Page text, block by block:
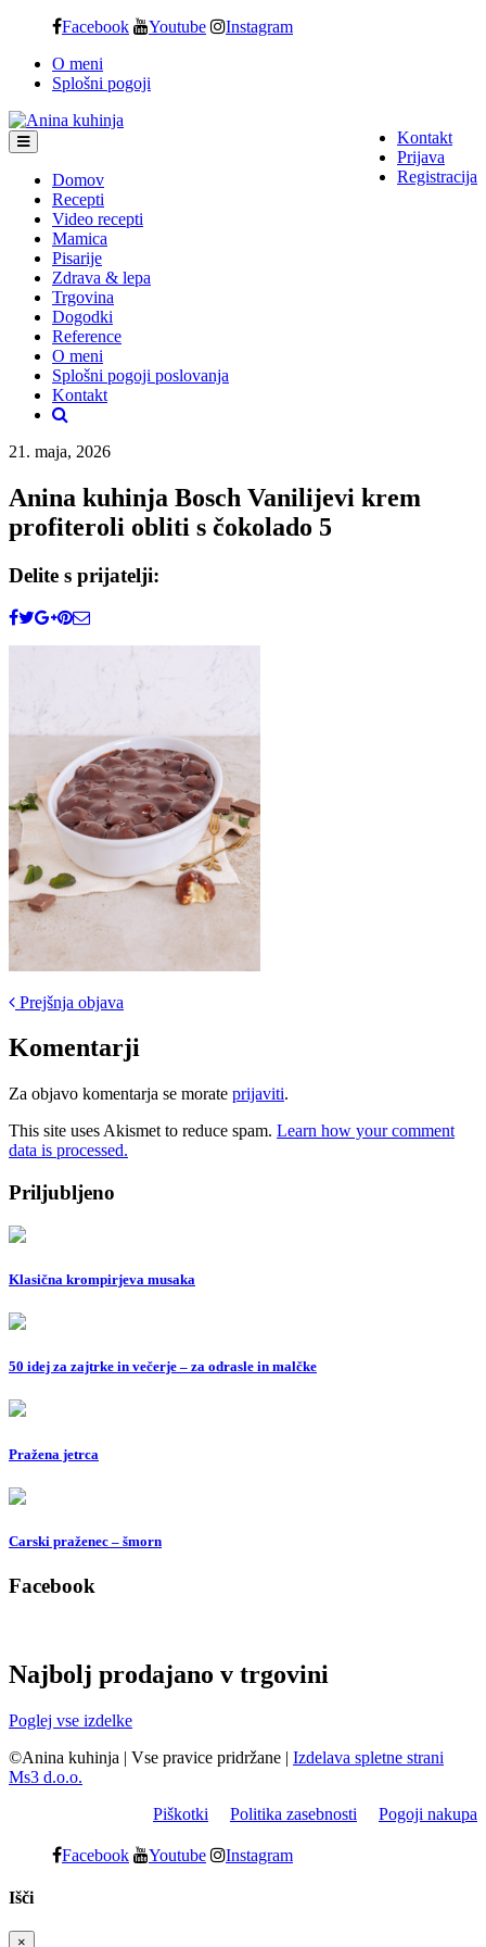
content
Facebook Youtube Instagram
O meni
Splošni pogoji
Kontakt
Prijava
Registracija
Domov
Recepti
Video recepti
Mamica
Pisarije
Zdrava & lepa
Trgovina
Dogodki
Reference
O meni
Splošni pogoji poslovanja
Kontakt
21. maja, 2026
Anina kuhinja Bosch Vanilijevi krem
profiteroli obliti s čokolado 5
Delite s prijatelji:
Post
navigation
Prejšnja objava
Komentarji
Za objavo komentarja se morate prijaviti.
This site uses Akismet to reduce spam. Learn how your comment
data is processed.
Priljubljeno
Klasična krompirjeva musaka
50 idej za zajtrke in večerje – za odrasle in malčke
Pražena jetrca
Carski praženec – šmorn
Facebook
Najbolj prodajano v trgovini
Poglej vse izdelke
©Anina kuhinja | Vse pravice pridržane | Izdelava spletne strani
Ms3 d.o.o.
Piškotki
Politika zasebnosti Pogoji nakupa
Facebook Youtube Instagram
Išči
×